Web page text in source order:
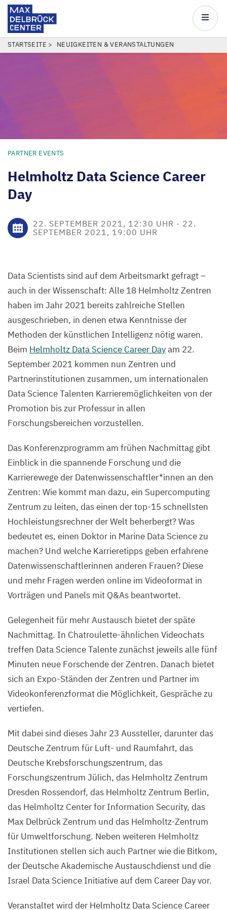
Direkt
zum
Center
Main
PFADNAVIGATION
STARTSEITE NEUIGKEITEN & VERANSTALTUNGEN
PARTNER EVENTS
Helmholtz Data Science Career
Day
22. SEPTEMBER 2021, 12:30 UHR - 22.
SEPTEMBER 2021, 19:00 UHR
Data Scientists sind auf dem Arbeitsmarkt gefragt –
auch in der Wissenschaft: Alle 18 Helmholtz Zentren
haben im Jahr 2021 bereits zahlreiche Stellen
ausgeschrieben, in denen etwa Kenntnisse der
Methoden der künstlichen Intelligenz nötig waren.
Beim Helmholtz Data Science Career Dayam 22.
September 2021 kommen nun Zentren und
Partnerinstitutionen zusammen, um internationalen
Data Science Talenten Karrieremöglichkeiten von der
Promotion bis zur Professur in allen
Forschungsbereichen vorzustellen.
Das Konferenzprogramm am frühen Nachmittag gibt
Einblick in die spannende Forschung und die
Karrierewege der Datenwissenschaftler*innen an den
Zentren: Wie kommt man dazu, ein Supercomputing
Zentrum zu leiten, das einen der top-15 schnellsten
Hochleistungsrechner der Welt beherbergt? Was
bedeutet es, einen Doktor in Marine Data Science zu
machen? Und welche Karrieretipps geben erfahrene
Datenwissenschaftlerinnen anderen Frauen? Diese
und mehr Fragen werden online im Videoformat in
Vorträgen und Panels mit Q&As beantwortet.
Gelegenheit für mehr Austausch bietet der späte
Nachmittag. In Chatroulette-ähnlichen Videochats
treffen Data Science Talente zunächst jeweils alle fünf
Minuten neue Forschende der Zentren. Danach bietet
sich an Expo-Ständen der Zentren und Partner im
Videokonferenzformat die Möglichkeit, Gespräche zu
vertiefen.
Mit dabei sind dieses Jahr 23 Aussteller, darunter das
Deutsche Zentrum für Luft- und Raumfahrt, das
Deutsche Krebsforschungszentrum, das
Forschungszentrum Jülich, das Helmholtz Zentrum
Dresden Rossendorf, das Helmholtz Zentrum Berlin,
das Helmholtz Center for Information Security, das
Max Delbrück Zentrum und das Helmholtz-Zentrum
für Umweltforschung. Neben weiteren Helmholtz
Institutionen stellen sich auch Partner wie die Bitkom,
der Deutsche Akademische Austauschdienst und die
Israel Data Science Initiative auf dem Career Day vor.
Veranstaltet wird der Helmholtz Data Science Career